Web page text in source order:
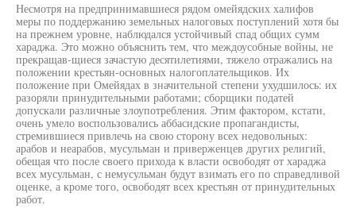
Несмотря на предпринимавшиеся рядом омейядских халифов
меры по поддержанию земельных налоговых поступлений хотя бы
на прежнем уровне, наблюдался устойчивый спад общих сумм
хараджа. Это можно объяснить тем, что междоусобные войны, не
прекращав-щиеся зачастую десятилетиями, тяжело отражались на
положении крестьян-основных налогоплательщиков. Их
положение при Омейядах в значительной степени ухудшилось: их
разоряли принудительными работами; сборщики податей
допускали различные злоупотребления. Этим фактором, кстати,
очень умело воспользовались аббасидские пропагандисты,
стремившиеся привлечь на свою сторону всех недовольных:
арабов и неарабов, мусульман и приверженцев других религий,
обещая что после своего прихода к власти освободят от хараджа
всех мусульман, с немусульман будут взимать его по справедливой
оценке, а кроме того, освободят всех крестьян от принудительных
работ.